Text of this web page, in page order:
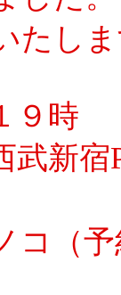
たし
９時
武新宿
コ（